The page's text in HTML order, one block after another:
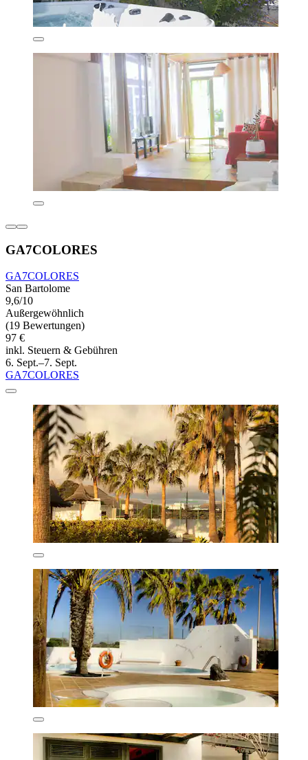
GA7COLORES
GA7COLORES
San Bartolome
9,6/10
Außergewöhnlich
(19 Bewertungen)
97 €
inkl. Steuern & Gebühren
6. Sept.–7. Sept.
GA7COLORES